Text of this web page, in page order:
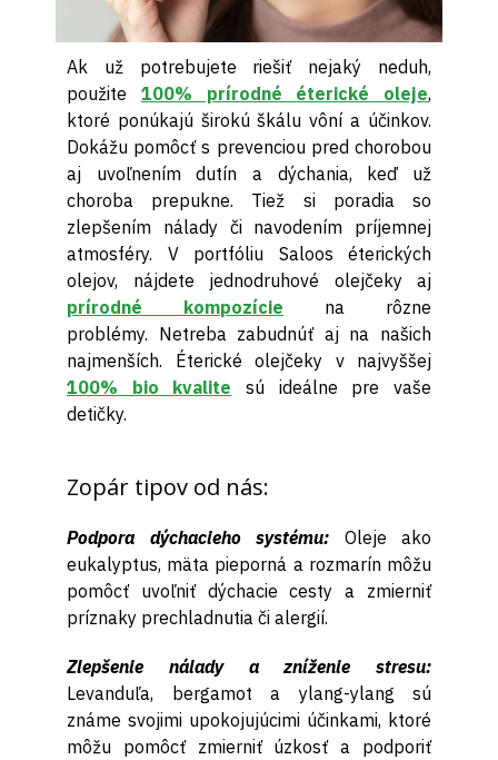
Ak už potrebujete riešiť nejaký neduh,
použite 100% prírodné éterické oleje,
ktoré ponúkajú širokú škálu vôní a účinkov.
Dokážu pomôcť s prevenciou pred chorobou
aj uvoľnením dutín a dýchania, keď už
choroba prepukne. Tiež si poradia so
zlepšením nálady či navodením príjemnej
atmosféry. V portfóliu Saloos éterických
olejov, nájdete jednodruhové olejčeky aj
prírodné kompozície na rôzne
problémy. Netreba zabudnúť aj na našich
najmenších. Éterické olejčeky v najvyššej
100% bio kvalite sú ideálne pre vaše
detičky.
Zopár tipov od nás:
Podpora dýchacieho systému: Oleje ako
eukalyptus, mäta pieporná a rozmarín môžu
pomôcť uvoľniť dýchacie cesty a zmierniť
príznaky prechladnutia či alergií.
Zlepšenie nálady a zníženie stresu:
Levanduľa, bergamot a ylang-ylang sú
známe svojimi upokojujúcimi účinkami, ktoré
môžu pomôcť zmierniť úzkosť a podporiť